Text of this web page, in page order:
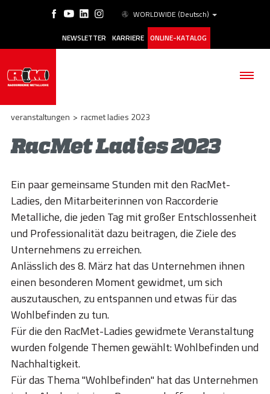
WORLDWIDE (Deutsch)
NEWSLETTER KARRIERE ONLINE-KATALOG
PRODUKTE
ANWENDUNGSBEREICHE
ESG
STORIES
ACADEMY
BIM
HIGHLIGHTS
KONTAKTE
veranstaltungen > racmet ladies 2023
RacMet Ladies 2023
Ein paar gemeinsame Stunden mit den RacMet-
Ladies, den Mitarbeiterinnen von Raccorderie
Metalliche, die jeden Tag mit großer Entschlossenheit
und Professionalität dazu beitragen, die Ziele des
Unternehmens zu erreichen.
Anlässlich des 8. März hat das Unternehmen ihnen
einen besonderen Moment gewidmet, um sich
auszutauschen, zu entspannen und etwas für das
Wohlbefinden zu tun.
Für die den RacMet-Ladies gewidmete Veranstaltung
wurden folgende Themen gewählt: Wohlbefinden und
Nachhaltigkeit.
Für das Thema "Wohlbefinden" hat das Unternehmen